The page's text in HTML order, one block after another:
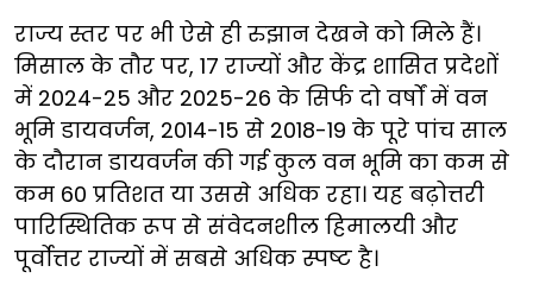
राज्य स्तर पर भी ऐसे ही रुझान देखने को मिले हैं।
मिसाल के तौर पर, 17 राज्यों और केंद्र शासित प्रदेशों
में 2024-25 और 2025-26 के सिर्फ दो वर्षों में वन
भूमि डायवर्जन, 2014-15 से 2018-19 के पूरे पांच साल
के दौरान डायवर्जन की गई कुल वन भूमि का कम से
कम 60 प्रतिशत या उससे अधिक रहा। यह बढ़ोत्तरी
पारिस्थितिक रूप से संवेदनशील हिमालयी और
पूर्वोत्तर राज्यों में सबसे अधिक स्पष्ट है।